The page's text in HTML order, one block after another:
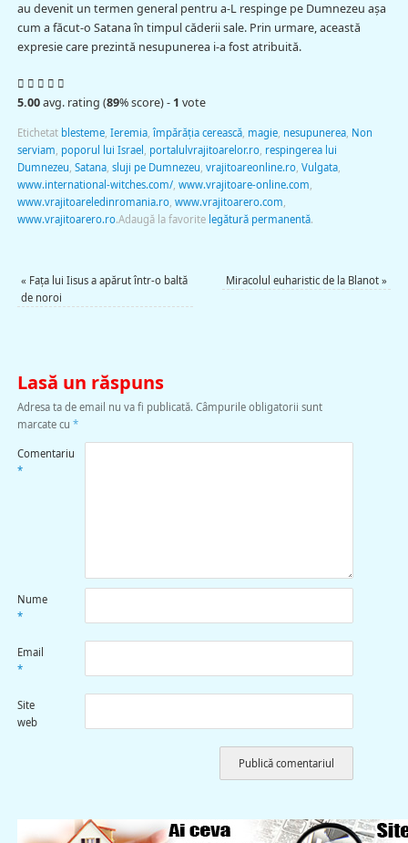
au devenit un termen general pentru a-L respinge pe Dumnezeu așa
cum a făcut-o Satana în timpul căderii sale. Prin urmare, această
expresie care prezintă nesupunerea i-a fost atribuită.
5.00avg. rating (89% score) - 1 vote
Etichetat blesteme, Ieremia,împărăția cerească, magie, nesupunerea, Non
serviam poporul lui Israel portalulvrajitoarelor.ro, respingerea lui
Dumnezeu Satana, sluji pe Dumnezeu vrajitoareonline.ro, Vulgata,
www.international-witches.com/, www.vrajitoare-online.com
www.vrajitoareledinromania.ro, www.vrajitoarero.com
www.vrajitoarero.ro.Adaugă la favorite legătură permanentă.
« Faţa lui Iisus a apărut într-o baltă
de noroi
Miracolul euharistic de la Blanot»
Lasă un răspuns
Adresa ta de email nu va fi publicată. Câmpurile obligatorii sunt
marcate cu *
Comentariu
*
Nume
*
Email
*
Site
web